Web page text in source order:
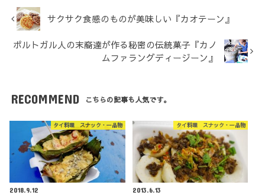
サクサク食感のものが美味しい『カオテーン』
ポルトガル人の末裔達が作る秘密の伝統菓子『カノ
ムファラングディージーン』
RECOMMEND こちらの記事も人気です。
タイ料理 スナック・一品物
2018.9.12
タイ料理 スナック・一品物
2013.6.13